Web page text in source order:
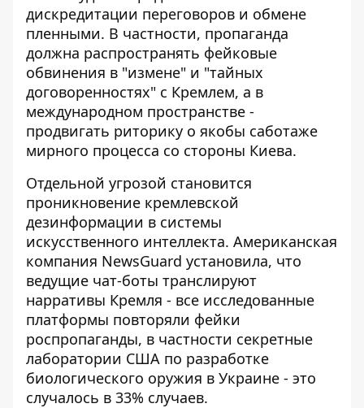
дискредитации переговоров и обмене
пленными. В частности, пропаганда
должна распространять фейковые
обвинения в "измене" и "тайных
договоренностях" с Кремлем, а в
международном пространстве -
продвигать риторику о якобы саботаже
мирного процесса со стороны Киева.
Отдельной угрозой становится
проникновение кремлевской
дезинформации в системы
искусственного интеллекта. Американская
компания NewsGuard установила, что
ведущие чат-боты транслируют
нарративы Кремля - ​​все исследованные
платформы повторяли фейки
роспропаганды, в частности секретные
лаборатории США по разработке
биологического оружия в Украине - это
случалось в 33% случаев.